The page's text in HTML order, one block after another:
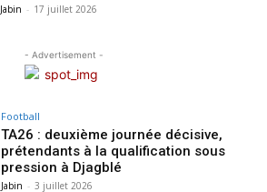
Jabin - 17 juillet 2026
- Advertisement -
Football
TA26 : deuxième journée décisive,
prétendants à la qualification sous
pression à Djagblé
Jabin - 3 juillet 2026